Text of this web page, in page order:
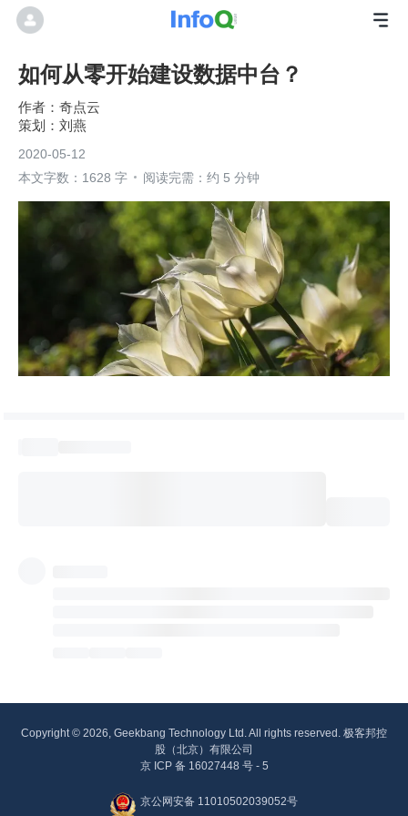
如何从零开始建设数据中台？
奇点云
刘燕
2020-05-12
本文字数：1628 字
阅读完需：约 5 分钟
Copyright © 2026, Geekbang Technology Ltd. All rights reserved. 极客邦控
股（北京）有限公司
京 ICP 备 16027448 号 - 5
京公网安备 11010502039052号